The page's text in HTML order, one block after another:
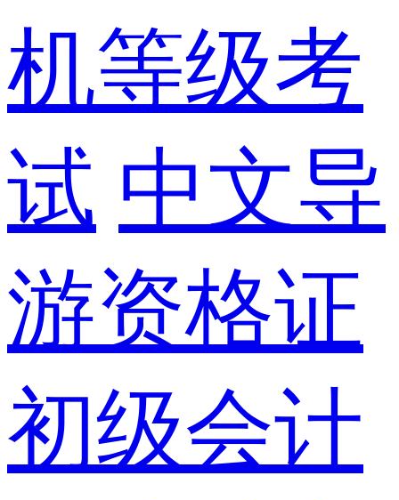
机等级考
试 中文导
游资格证
初级会计